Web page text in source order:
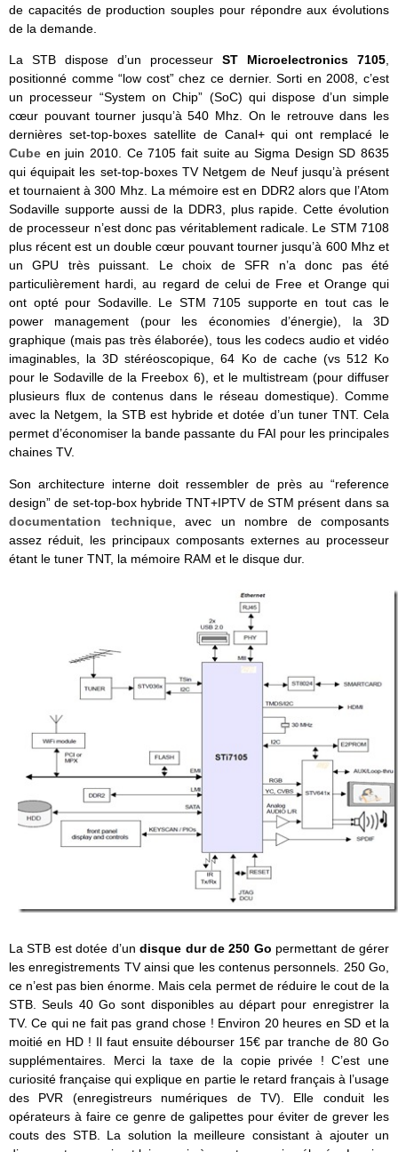
de capacités de production souples pour répondre aux évolutions
de la demande.
La STB dispose d’un processeur ST Microelectronics 7105,
positionné comme “low cost” chez ce dernier. Sorti en 2008, c’est
un processeur “System on Chip” (SoC) qui dispose d’un simple
cœur pouvant tourner jusqu’à 540 Mhz. On le retrouve dans les
dernières set-top-boxes satellite de Canal+ qui ont remplacé le
Cube en juin 2010. Ce 7105 fait suite au Sigma Design SD 8635
qui équipait les set-top-boxes TV Netgem de Neuf jusqu’à présent
et tournaient à 300 Mhz. La mémoire est en DDR2 alors que l’Atom
Sodaville supporte aussi de la DDR3, plus rapide. Cette évolution
de processeur n’est donc pas véritablement radicale. Le STM 7108
plus récent est un double cœur pouvant tourner jusqu’à 600 Mhz et
un GPU très puissant. Le choix de SFR n’a donc pas été
particulièrement hardi, au regard de celui de Free et Orange qui
ont opté pour Sodaville. Le STM 7105 supporte en tout cas le
power management (pour les économies d’énergie), la 3D
graphique (mais pas très élaborée), tous les codecs audio et vidéo
imaginables, la 3D stéréoscopique, 64 Ko de cache (vs 512 Ko
pour le Sodaville de la Freebox 6), et le multistream (pour diffuser
plusieurs flux de contenus dans le réseau domestique). Comme
avec la Netgem, la STB est hybride et dotée d’un tuner TNT. Cela
permet d’économiser la bande passante du FAI pour les principales
chaines TV.
Son architecture interne doit ressembler de près au “reference
design” de set-top-box hybride TNT+IPTV de STM présent dans sa
documentation technique, avec un nombre de composants
assez réduit, les principaux composants externes au processeur
étant le tuner TNT, la mémoire RAM et le disque dur.
La STB est dotée d’undisque dur de 250 Go permettant de gérer
les enregistrements TV ainsi que les contenus personnels. 250 Go,
ce n’est pas bien énorme. Mais cela permet de réduire le cout de la
STB. Seuls 40 Go sont disponibles au départ pour enregistrer la
TV. Ce qui ne fait pas grand chose ! Environ 20 heures en SD et la
moitié en HD ! Il faut ensuite débourser 15€ par tranche de 80 Go
supplémentaires. Merci la taxe de la copie privée ! C’est une
curiosité française qui explique en partie le retard français à l’usage
des PVR (enregistreurs numériques de TV). Elle conduit les
opérateurs à faire ce genre de galipettes pour éviter de grever les
couts des STB. La solution la meilleure consistant à ajouter un